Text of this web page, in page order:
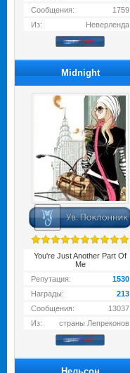
Сообщения:
1759
Из:
Неверленда
Midnight
You're Just Another Part Of
Me
Репутация:
1530
Награды:
213
Сообщения:
13037
Из:
страны Лепреконов